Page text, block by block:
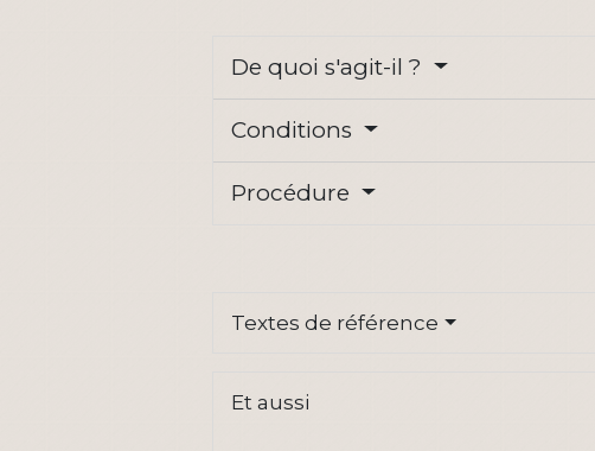
De quoi s'agit-il ?
Conditions
Procédure
Textes de référence
Et aussi